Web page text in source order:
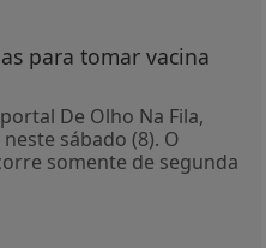
para tomar vacina
De Olho Na Fila,
sábado (8). O
somente de segunda